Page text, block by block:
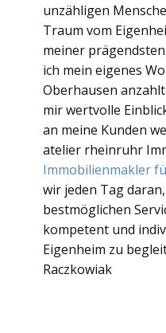
unzähligen
Traum vom
meiner
ich mein eigenes
Oberhausen
mir wertvolle
an meine Kunden
atelier rheinruhr
Immobilienmakler
wir jeden Tag
bestmöglichen
kompetent und
Eigenheim zu
Raczkowiak